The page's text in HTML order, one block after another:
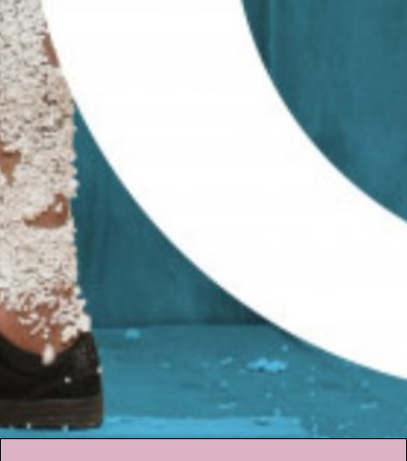
20:00 bis 22:00 Uhr, cirqu’8 live mit Debbie
Bossard und Sophie De Stefani